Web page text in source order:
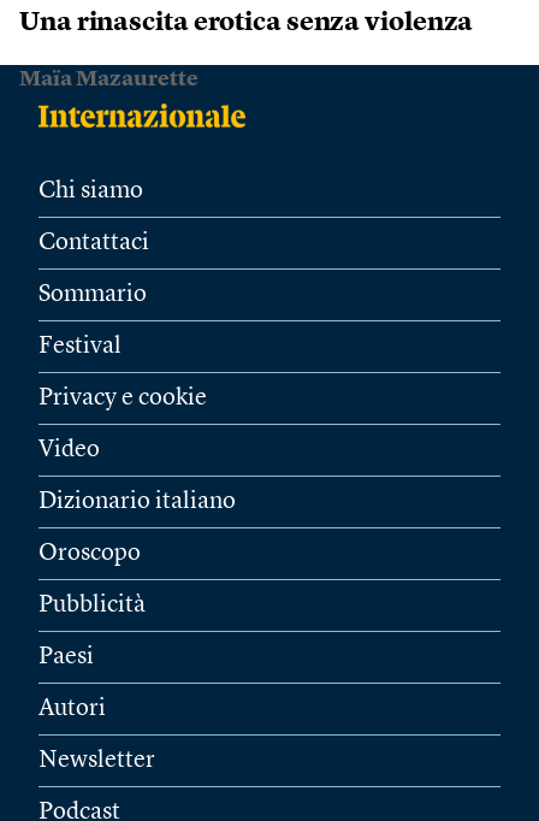
Una rinascita erotica senza violenza
Maïa Mazaurette
Chi siamo
Contattaci
Sommario
Festival
Privacy e cookie
Video
Dizionario italiano
Oroscopo
Pubblicità
Paesi
Autori
Newsletter
Podcast